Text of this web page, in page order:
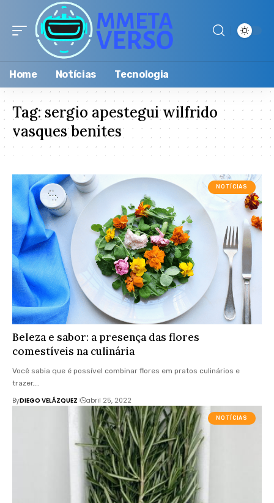
Home Notícias Tecnologia
Tag:sergio apestegui wilfrido
vasques benites
NOTÍCIAS
Beleza e sabor: a presença das flores
comestíveis na culinária
Você sabia que é possível combinar flores em pratos culinários e
trazer,…
ByDIEGO VELÁZQUEZ abril 25, 2022
NOTÍCIAS